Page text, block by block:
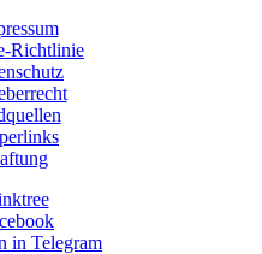
Richtlinie
in Telegram